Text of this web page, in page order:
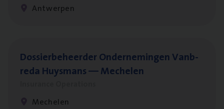
Antwerpen
Dos­sier­be­heer­der Onder­ne­min­gen Van­b­
re­da Huys­mans — Mechelen
Mechelen